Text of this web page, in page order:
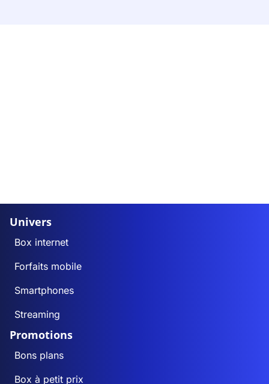
Univers
Box internet
Forfaits mobile
Smartphones
Streaming
Promotions
Bons plans
Box à petit prix